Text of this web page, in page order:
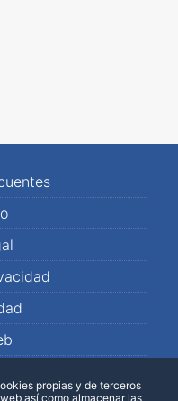
propias y de terceros
así como almacenar las